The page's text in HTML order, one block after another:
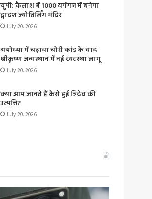
यूपी: कैलाश में 1000 वर्गगज में बनेगा
द्वादश ज्योतिर्लिंग मंदिर
July 20, 2026
अयोध्या में चढ़ावा चोरी कांड के बाद
श्रीकृष्ण जन्मस्थान में नई व्यवस्था लागू
July 20, 2026
क्या आप जानते हैं कैसे हुई त्रिदेव की
उत्पत्ति?
July 20, 2026